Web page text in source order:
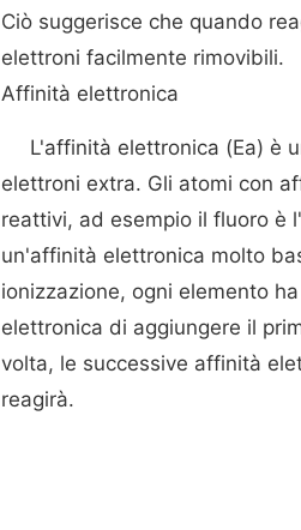
Ciò suggerisce che quando
elettroni facilmente rimovibili.
Affinità elettronica
L'affinità elettronica (Ea) è
elettroni extra. Gli atomi con
reattivi, ad esempio il fluoro è
un'affinità elettronica molto
ionizzazione, ogni elemento
elettronica di aggiungere il
volta, le successive affinità
reagirà.